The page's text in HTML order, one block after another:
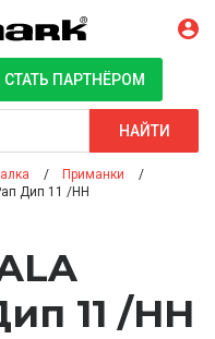
СТАТЬ ПАРТНЁРОМ
НАЙТИ
Приманки
Дип 11 /HH
11 /HH